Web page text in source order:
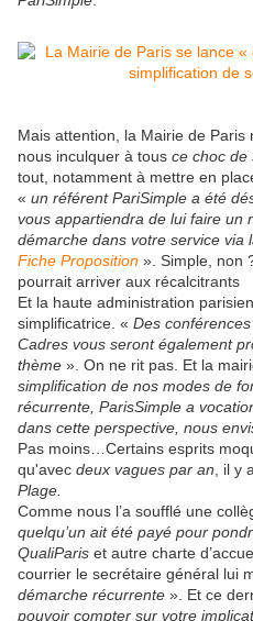
Mais attention, la Mairie de
nous inculquer à tous ce choc de
tout, notamment à mettre en
« un référent PariSimple a été
vous appartiendra de lui faire
démarche dans votre service via
Fiche Proposition » . Simple,
pourrait arriver aux récalcitrants
Et la haute administration
simplificatrice . « Des
Cadres vous seront également
thème ». On ne rit pas. Et la
simplification de nos modes de
récurrente, ParisSimple a
dans cette perspective, nous
Pas moins…Certains esprits
qu'avec deux vagues par an , il
Plage.
Comme nous l’a soufflé une
quelqu’un ait été payé pour
QualiParis et autre charte
courrier le secrétaire général lui
démarche récurrente ». Et ce
pouvoir compter sur votre